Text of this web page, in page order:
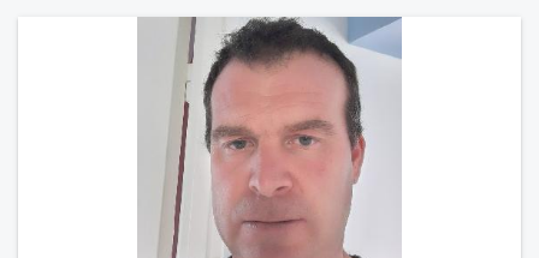
apprécies les conversations sincères, les fous rires
et les personnes qui savent ce qu'elles veulent,
n'hésite pas à venir discuter. Au plaisir de faire